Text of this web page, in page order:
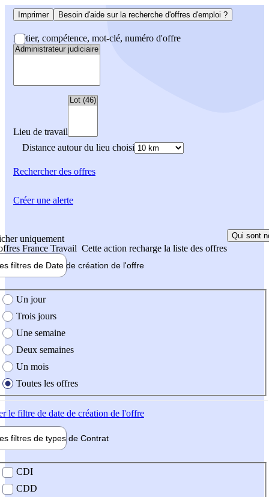
Imprimer Besoin d'aide sur la recherche d'offres d'emploi ?
Métier, compétence, mot-clé, numéro d'offre
Lieu de travail
Distance autour du lieu choisi
Rechercherdes offres
uniquement
France Travail Cette action recharge la liste des offres
Qui sont
filtres de Date de création de l'offre
création de l'offre
Un jour
Trois jours
Une semaine
Deux semaines
Un mois
Toutes les offres
le filtre de date de création de l'offre
filtres de types de Contrat
contrat
CDI
CDD
Créer une alerte